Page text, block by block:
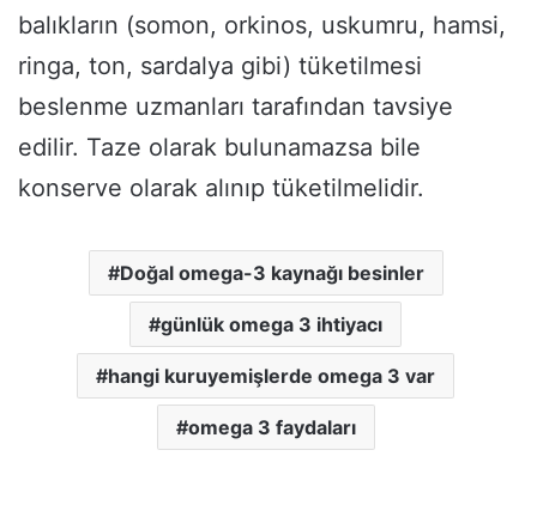
balıkların (somon, orkinos, uskumru, hamsi,
ringa, ton, sardalya gibi) tüketilmesi
beslenme uzmanları tarafından tavsiye
edilir. Taze olarak bulunamazsa bile
konserve olarak alınıp tüketilmelidir.
Doğal omega-3 kaynağı besinler
günlük omega 3 ihtiyacı
hangi kuruyemişlerde omega 3 var
omega 3 faydaları